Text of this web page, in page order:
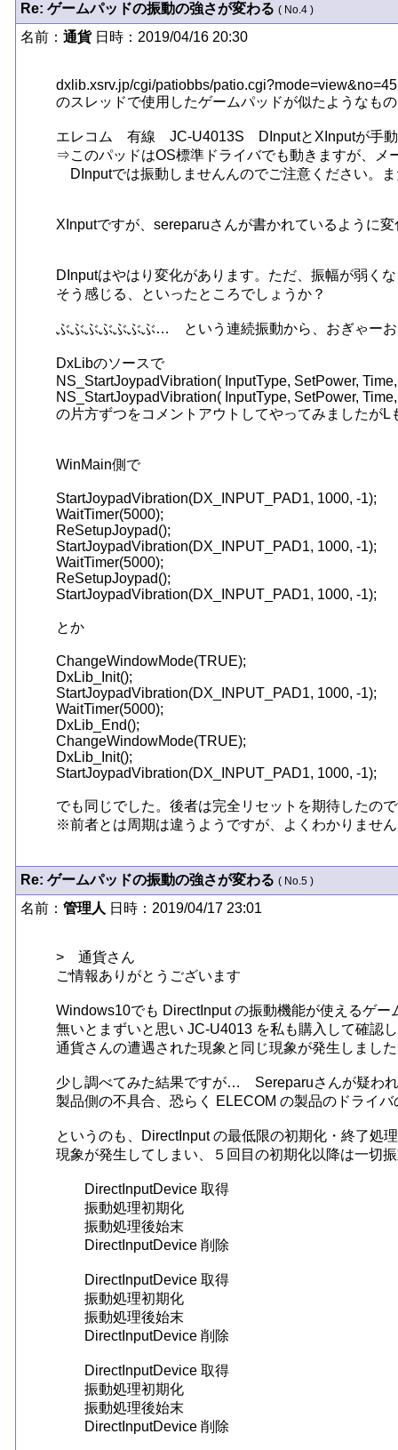
Re: ゲームパッドの振動の強さが変わる ( No.4 )
名前： 通貨日時：2019/04/16 20:30
dxlib.xsrv.jp/cgi/patiobbs/
のスレッドで使用したゲームパッドが似たようなも
エレコム　有線　JC-U4013S　DInputとXInputが手
⇒このパッドはOS標準ドライバでも動きますが、メ
DInputでは振動しませんんのでご注意ください。
XInputですが、sereparuさんが書かれているように
DInputはやはり変化があります。ただ、振幅が弱く
そう感じる、といったところでしょうか？
ぶぶぶぶぶぶぶ…　という連続振動から、おぎゃー
DxLibのソースで
NS_StartJoypadVibration( InputType, SetPower,
NS_StartJoypadVibration( InputType, SetPower,
の片方ずつをコメントアウトしてやってみましたが
WinMain側で
StartJoypadVibration(DX_INPUT_PAD1, 1000, -1);
WaitTimer(5000);
ReSetupJoypad();
StartJoypadVibration(DX_INPUT_PAD1, 1000, -1);
WaitTimer(5000);
ReSetupJoypad();
StartJoypadVibration(DX_INPUT_PAD1, 1000, -1);
とか
ChangeWindowMode(TRUE);
DxLib_Init();
StartJoypadVibration(DX_INPUT_PAD1, 1000, -1);
WaitTimer(5000);
DxLib_End();
ChangeWindowMode(TRUE);
DxLib_Init();
StartJoypadVibration(DX_INPUT_PAD1, 1000, -1);
でも同じでした。後者は完全リセットを期待したの
※前者とは周期は違うようですが、よくわかりませ
Re: ゲームパッドの振動の強さが変わる ( No.5 )
名前： 管理人 日時：2019/04/17 23:01
>　通貨さん
ご情報ありがとうございます
Windows10でも DirectInput の振動機能が使えるゲー
無いとまずいと思い JC-U4013 を私も購入して確認
通貨さんの遭遇された現象と同じ現象が発生しました
少し調べてみた結果ですが…　Sereparuさんが疑わ
製品側の不具合、恐らく ELECOM の製品のドライ
というのも、DirectInput の最低限の初期化・終了処
現象が発生してしまい、５回目の初期化以降は一切